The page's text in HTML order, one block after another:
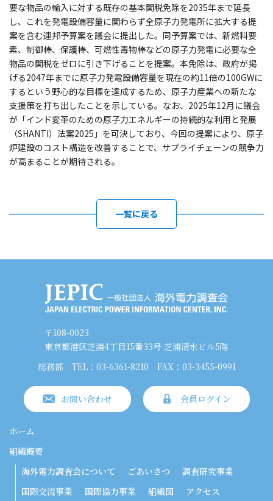
要な物品の輸入に対する既存の基本関税免除を2035年まで延長
し、これを発電設備容量に関わらず全原子力発電所に拡大する提
案を含む連邦予算案を議会に提出した。同予算案では、新燃料要
素、制御棒、保護棒、可燃性毒物棒などの原子力発電に必要な全
物品の関税をゼロに引き下げることを提案。本免除は、政府が掲
げる2047年までに原子力発電設備容量を現在の約11倍の100GWに
するという野心的な目標を達成するため、原子力産業への新たな
支援策を打ち出したことを示している。なお、2025年12月に議会
が「インド変革のための原子力エネルギーの持続的な利用と発展
（SHANTI）法案2025」を可決しており、今回の提案により、原子
炉建設のコスト構造を改善することで、サプライチェーンの競争力
が高まることが期待される。
一覧に戻る
〒108-0023
東京都港区芝浦4丁目15番33号 芝浦清水ビル5階
総務部
TEL：03-6361-8210 FAX：03-3455-0991
お問い合わせ 会員ログイン
ホーム
組織概要
海外電力調査会について
ごあいさつ
調査研究事業
国際交流事業
国際協力事業 組織図 アクセス